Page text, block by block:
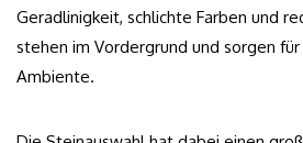
Geradlinigkeit, schlichte Farben und
stehen im Vordergrund und sorgen
Ambiente.